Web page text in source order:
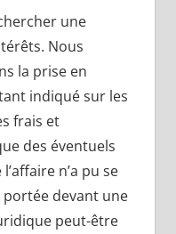
une
Nous
la prise en
indiqué sur les
frais et
des éventuels
n’a pu se
portée devant une
peut-être